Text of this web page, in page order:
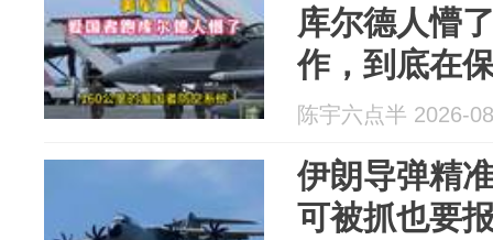
库尔德人懵
作，到底在
陈宇六点半 2026-
伊朗导弹精
可被抓也要